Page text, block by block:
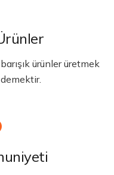
ürünler üretmek